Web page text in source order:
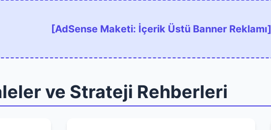
[AdSense Maketi: İçerik Üstü Banner Reklamı]
ve Strateji Rehberleri